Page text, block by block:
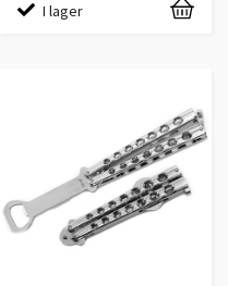
I lager